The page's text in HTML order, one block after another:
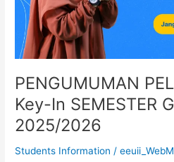
PENGUMUMAN
Key-In SEMESTER
2025/2026
Students Information /
2025/2026